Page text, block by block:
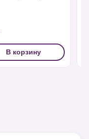
В корзину